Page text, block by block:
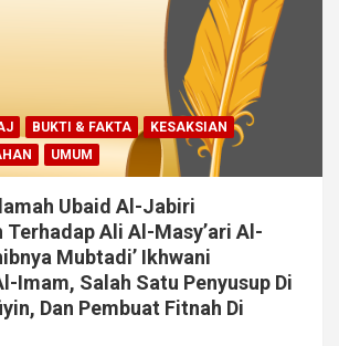
BUKTI & FAKTA
KESAKSIAN
UMUM
Ubaid Al-Jabiri
Ali Al-Masy’ari Al-
Mubtadi’ Ikhwani
Imam, Salah Satu Penyusup Di
Dan Pembuat Fitnah Di